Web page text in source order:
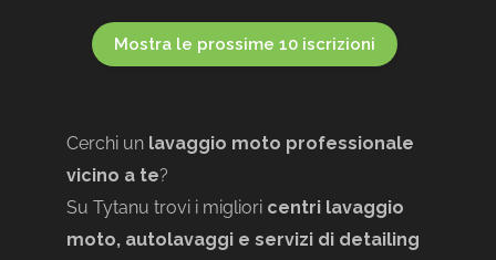
Mostra le prossime 10 iscrizioni
Cerchi un lavaggio moto professionale
vicino a te?
Su Tytanu trovi i migliori centri lavaggio
moto, autolavaggi e servizi di detailing